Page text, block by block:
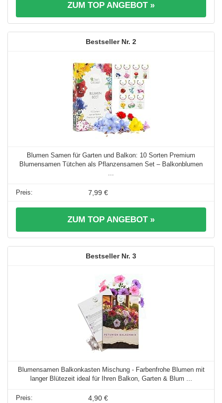
ZUM TOP ANGEBOT »
2
Blumen Samen für Garten und Balkon: 10 Sorten Premium
Blumensamen Tütchen als Pflanzensamen Set – Balkonblumen
...
7,99 €
ZUM TOP ANGEBOT »
3
Blumensamen Balkonkasten Mischung - Farbenfrohe Blumen mit
langer Blütezeit ideal für Ihren Balkon, Garten & Blum ...
4,90 €